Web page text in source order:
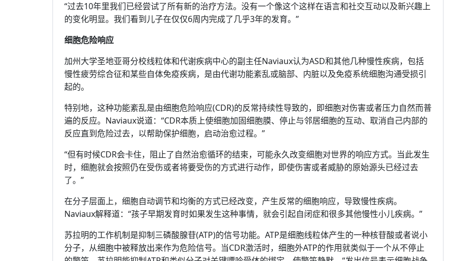
“过去10年里我们已经尝试了所有新的治疗方法。没有一个像这个这样在语言和社交互动以及新兴趣上
的变化明显。我们看到儿子在仅仅6周内完成了几乎3年的发育。”
细胞危险响应
加州大学圣地亚哥分校线粒体和代谢疾病中心的副主任Naviaux认为ASD和其他几种慢性疾病，包括
慢性疲劳综合征和某些自体免疫疾病，是由代谢功能紊乱或脑部、内脏以及免疫系统细胞沟通受损引
起的。
特别地，这种功能紊乱是由细胞危险响应(CDR)的反常持续性导致的，即细胞对伤害或者压力自然而普
遍的反应。Naviaux说道：“CDR本质上使细胞加固细胞膜、停止与邻居细胞的互动、取消自己内部的
反应直到危险过去，以帮助保护细胞，启动治愈过程。”
“但有时候CDR会卡住，阻止了自然治愈循环的结束，可能永久改变细胞对世界的响应方式。当此发生
时，细胞就会按照仍在受伤或者将要受伤的方式进行动作，即使伤害或者威胁的原始源头已经过去
了。”
在分子层面上，细胞自动调节和均衡的方式已经改变，产生反常的细胞响应，导致慢性疾病。
Naviaux解释道：“孩子早期发育时如果发生这种事情，就会引起自闭症和很多其他慢性小儿疾病。”
苏拉明的工作机制是抑制三磷酸腺苷(ATP)的信号功能。ATP是细胞线粒体产生的一种核苷酸或者说小
分子，从细胞中被释放出来作为危险信号。当CDR激活时，细胞外ATP的作用就类似于一个从不停止